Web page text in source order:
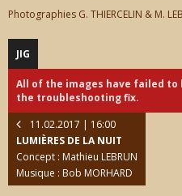
OBJECTIF
L’ATELIER
LOCATION
CONTACT
Photographies G. THIERCELIN & M.
JIG
All of the images have failed to
the troubleshooting fix.
11.02.2017 | 16:00
LUMIÈRES DE LA NUIT
Concept : Mathieu LEBRUN
Musique : Bob MORHARD